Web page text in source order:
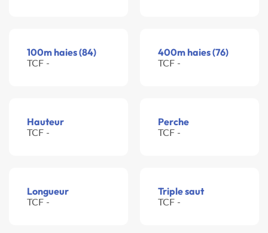
100m haies (84)
TCF -
400m haies (76)
TCF -
Hauteur
TCF -
Perche
TCF -
Longueur
TCF -
Triple saut
TCF -